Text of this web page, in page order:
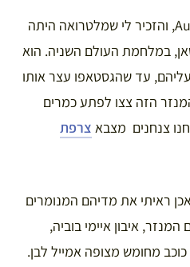
בלילה בא אלי הגנרל Audibert, והזכיר לי שמלטרואה היתה
במלחמת העולם השניה. הוא
עד שהגסטאפו עצר אותו
הזה צצו לפתע כמרים
צנחנים מצבא צרפת
ראיתי את מדיהם המנומרים
איבון איימי בוביה,
מחומש מצופה אמייל לבן.